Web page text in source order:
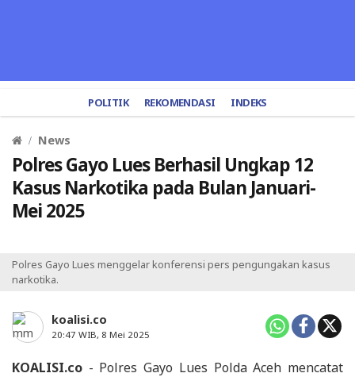
POLITIK REKOMENDASI INDEKS
News
Polres Gayo Lues Berhasil Ungkap 12
Kasus Narkotika pada Bulan Januari-
Mei 2025
Polres Gayo Lues menggelar konferensi pers pengungakan kasus
narkotika.
koalisi.co
20:47 WIB, 8 Mei 2025
KOALISI.co - Polres Gayo Lues Polda Aceh mencatat